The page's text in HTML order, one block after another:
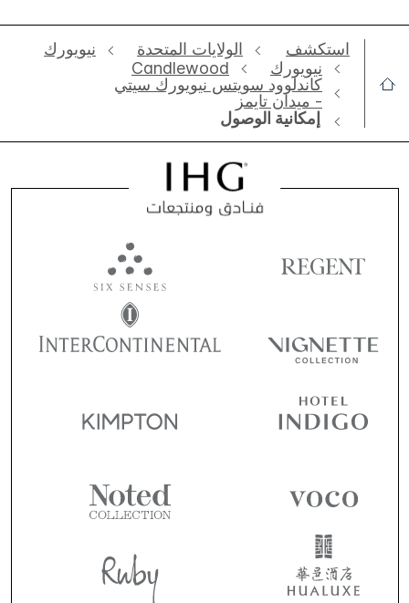
استكشف الولايات المتحدة
نيويورك
نيويورك
Candlewood
كاندلوود سويتس نيويورك سيتي
- ميدان تايمز
إمكانية الوصول